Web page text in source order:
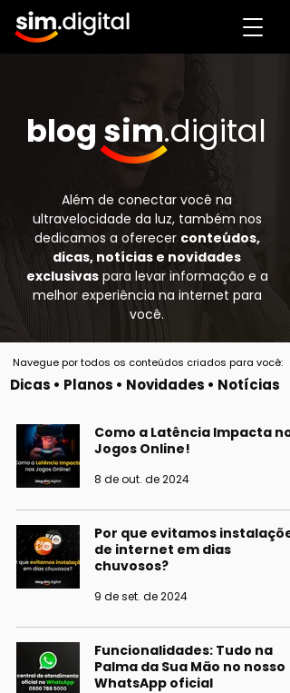
blog sim.digital
Além de conectar você na
ultravelocidade da luz, também nos
dedicamos a oferecer conteúdos,
dicas, notícias e novidades
exclusivaspara levar informação e a
melhor experiência na internet para
você.
Navegue por todos os conteúdos criados para você:
Dicas • Planos • Novidades • Notícias
Como a Latência Impacta nos
Jogos Online!
8 de out. de 2024
Por que evitamos
de internet em dias
chuvosos?
9 de set. de 2024
Funcionalidades: Tudo na
Palma da Sua Mão no nosso
WhatsApp oficial